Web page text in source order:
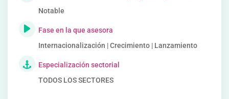
Notable
Fase en la que asesora
Internacionalización | Crecimiento | Lanzamiento
Especialización sectorial
TODOS LOS SECTORES